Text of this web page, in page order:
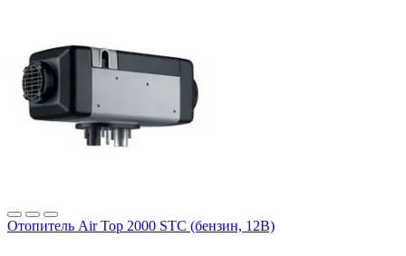
Отопитель Air Top 2000 STC (бензин, 12В)